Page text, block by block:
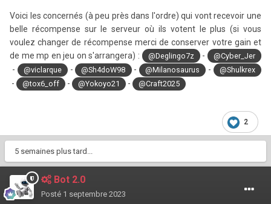
Voici les concernés (à peu près dans l'ordre) qui vont recevoir une
belle récompense sur le serveur où ils votent le plus (si vous
voulez changer de récompense merci de conserver votre gain et
de me mp en jeu on s'arrangera) :
@Deglingo7z - @Cyber_Jer
- @viclarque - @Sh4doW98 - @Milanosaurus - @Shulkrex
- @tox6_off - @Yokoyo21 - @Craft2025
2
5 semaines plus tard...
Bot 2.0
Posté 1 septembre 2023